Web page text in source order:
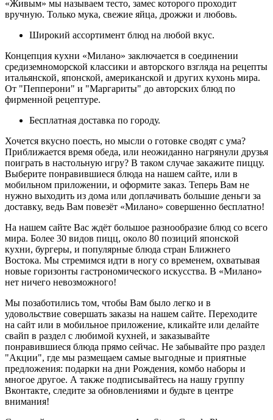
«Живым» мы называем тесто, замес которого проходит
вручную. Только мука, свежие яйца, дрожжи и любовь.
Широкий ассортимент блюд на любой вкус.
Концепция кухни «Милано» заключается в соединении
средиземноморской классики и авторского взгляда на рецепты
итальянской, японской, американской и других кухонь мира.
От "Пепперони" и "Маргариты" до авторских блюд по
фирменной рецептуре.
Бесплатная доставка по городу.
Хочется вкусно поесть, но мысли о готовке сводят с ума?
Приближается время обеда, или неожиданно нагрянули друзья
поиграть в настольную игру? В таком случае закажите пиццу.
Выберите понравившиеся блюда на нашем сайте, или в
мобильном приложении, и оформите заказ. Теперь Вам не
нужно выходить из дома или доплачивать большие деньги за
доставку, ведь Вам повезёт «Милано» совершенно бесплатно!
На нашем сайте Вас ждёт большое разнообразие блюд со всего
мира. Более 30 видов пицц, около 80 позиций японской
кухни, бургеры, и популярные блюда стран Ближнего
Востока. Мы стремимся идти в ногу со временем, охватывая
новые горизонты гастрономического искусства. В «Милано»
нет ничего невозможного!
Мы позаботились том, чтобы Вам было легко и в
удовольствие совершать заказы на нашем сайте. Переходите
на сайт или в мобильное приложение, кликайте или делайте
свайп в раздел с любимой кухней, и заказывайте
понравившиеся блюда прямо сейчас. Не забывайте про раздел
"Акции", где мы размещаем самые выгодные и приятные
предложения: подарки на дни Рождения, комбо наборы и
многое другое. А также подписывайтесь на нашу группу
Вконтакте, следите за обновлениями и будьте в центре
внимания!